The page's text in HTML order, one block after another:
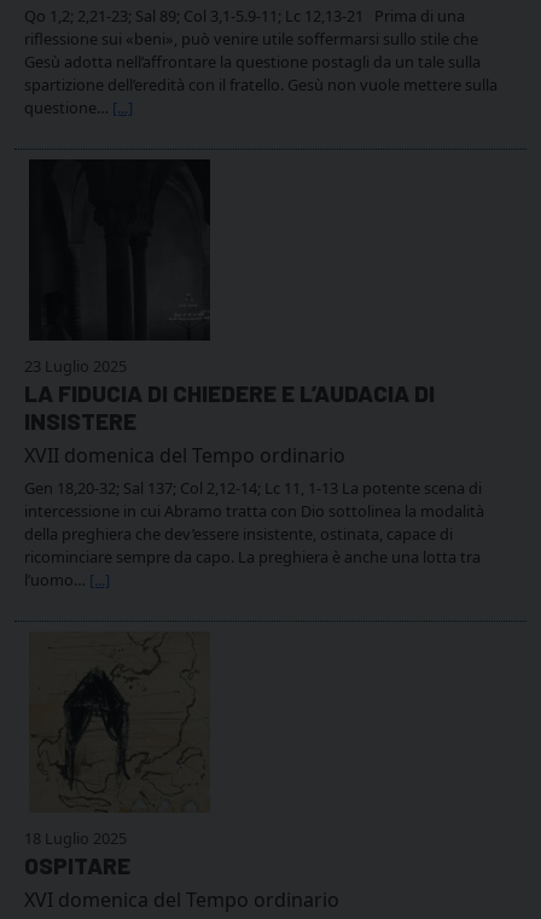
Qo 1,2; 2,21-23; Sal 89; Col 3,1-5.9-11; Lc 12,13-21 Prima di una
riflessione sui «beni», può venire utile soffermarsi sullo stile che
Gesù adotta nell’affrontare la questione postagli da un tale sulla
spartizione dell’eredità con il fratello. Gesù non vuole mettere sulla
questione… [...]
23 Luglio 2025
LA FIDUCIA DI CHIEDERE E L’AUDACIA DI
INSISTERE
XVII domenica del Tempo ordinario
Gen 18,20-32; Sal 137; Col 2,12-14; Lc 11, 1-13 La potente scena di
intercessione in cui Abramo tratta con Dio sottolinea la modalità
della preghiera che dev’essere insistente, ostinata, capace di
ricominciare sempre da capo. La preghiera è anche una lotta tra
l’uomo… [...]
18 Luglio 2025
OSPITARE
XVI domenica del Tempo ordinario